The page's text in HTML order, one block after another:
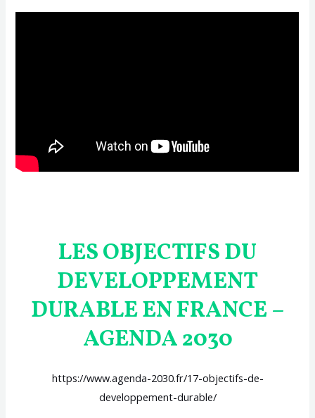
LES OBJECTIFS DU
DEVELOPPEMENT
DURABLE EN FRANCE –
AGENDA 2030
https://www.agenda-2030.fr/17-objectifs-de-
developpement-durable/